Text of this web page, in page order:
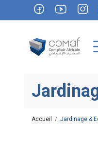
Accueil Jardinage &